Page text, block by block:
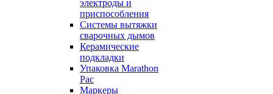
электроды и
приспособления
Системы вытяжки
сварочных дымов
Керамические
подкладки
Упаковка Marathon
Pac
Маркеры